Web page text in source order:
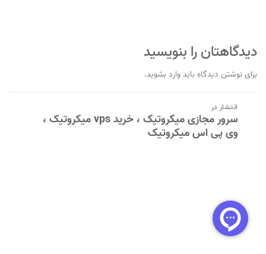
دیدگاهتان را بنویسید
برای نوشتن دیدگاه بایدوارد بشوید.
راهبری
نوشته
انتشار در
سرور مجازی میکروتیک ، خرید vps میکروتیک ،
وی پی اس میکروتیک